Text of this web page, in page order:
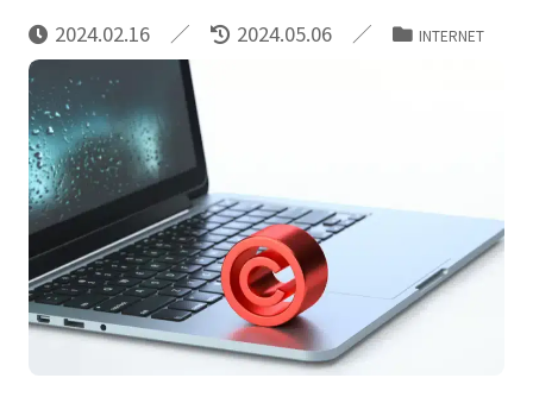
2024.02.16 2024.05.06 INTERNET